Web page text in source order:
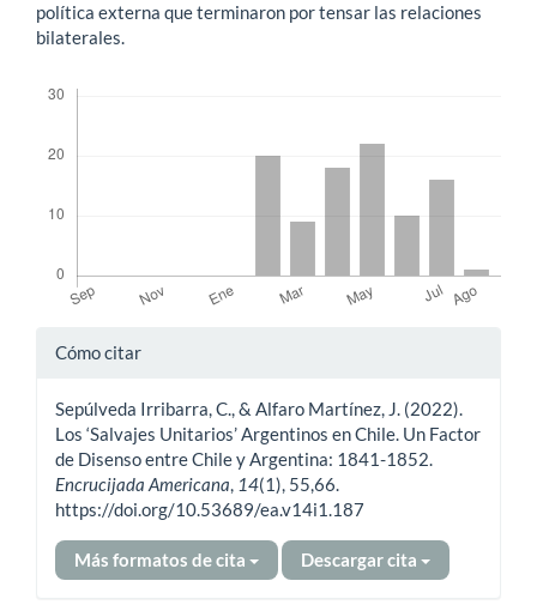
política externa que terminaron por tensar las relaciones
bilaterales.
Detalles
artículo
Cómo citar
Sepúlveda Irribarra, C., & Alfaro Martínez, J. (2022).
Los ‘Salvajes Unitarios’ Argentinos en Chile. Un Factor
de Disenso entre Chile y Argentina: 1841-1852.
Encrucijada Americana, 14(1), 55,66.
https://doi.org/10.53689/ea.v14i1.187
Más formatos de cita Descargar cita